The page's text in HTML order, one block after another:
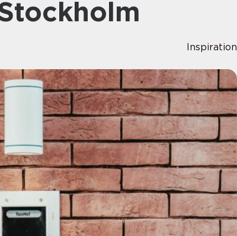
Inspiration